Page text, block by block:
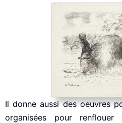
Il donne aussi des oeuvres
organisées pour